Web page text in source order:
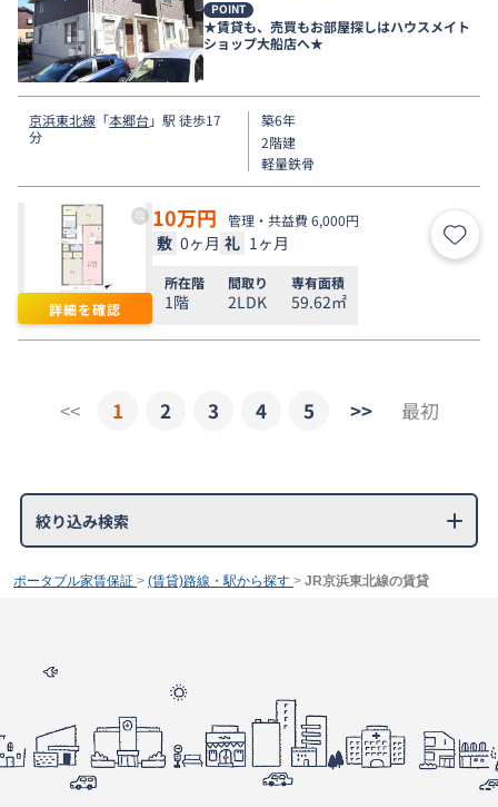
POINT
★賃貸も、売買もお部屋探しはハウスメイト
ショップ大船店へ★
京浜東北線 「本郷台」駅 徒歩17
分
築6年
2階建
軽量鉄骨
詳細を確認
10万円 管理・共益費 6,000円
敷 0ヶ月 礼 1ヶ月 お気
所在階
1階
間取り
2LDK
専有面積
59.62㎡
<< 1 2 3 4 5 >> 最初
絞り込み検索
ポータブル家賃保証 > (賃貸)路線・駅から探す > JR京浜東北線の賃貸